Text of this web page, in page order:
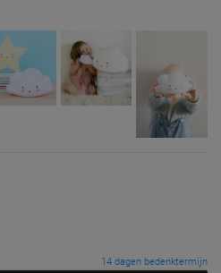
14 dagen bedenktermijn